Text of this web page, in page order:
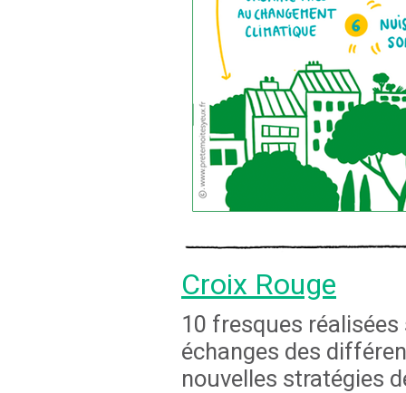
Croix Rouge
10 fresques
échanges des
nouvelles stratégies